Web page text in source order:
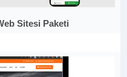
Sitesi Paketi